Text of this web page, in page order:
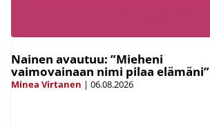
Nainen avautuu: ”Mieheni
vaimovainaan nimi pilaa elämäni”
Minea Virtanen | 06.08.2026